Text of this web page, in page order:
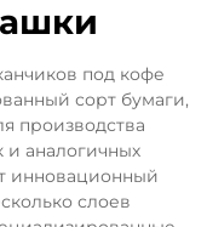
под кофе
сорт бумаги,
производства
аналогичных
инновационный
слоев